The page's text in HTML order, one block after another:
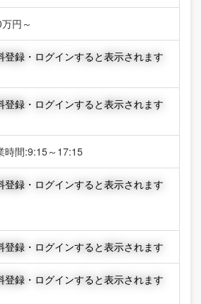
円～
登録・ログインすると表示されます
登録・ログインすると表示されます
時間:9:15～17:15
登録・ログインすると表示されます
登録・ログインすると表示されます
登録・ログインすると表示されます